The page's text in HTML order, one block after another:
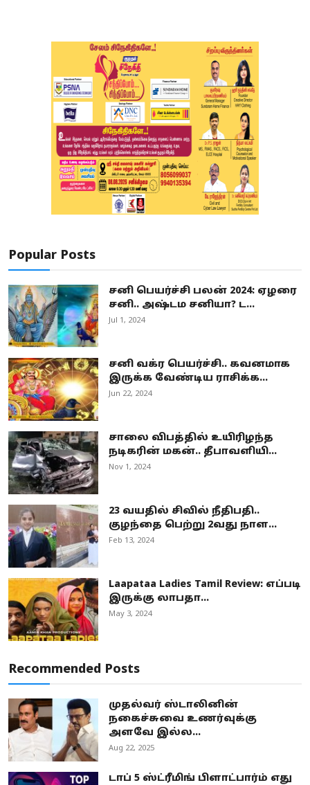
Popular Posts
சனி பெயர்ச்சி பலன் 2024: ஏழரை
சனி.. அஷ்டம சனியா? ட...
Jul 1, 2024
சனி வக்ர பெயர்ச்சி.. கவனமாக
இருக்க வேண்டிய ராசிக்க...
Jun 22, 2024
சாலை விபத்தில் உயிரிழந்த
நடிகரின் மகன்.. தீபாவளியி...
Nov 1, 2024
23 வயதில் சிவில் நீதிபதி..
குழந்தை பெற்று 2வது நாள...
Feb 13, 2024
Laapataa Ladies Tamil Review: எப்படி
இருக்கு லாபதா...
May 3, 2024
Recommended Posts
முதல்வர் ஸ்டாலினின்
நகைச்சுவை உணர்வுக்கு
அளவே இல்ல...
Aug 22, 2025
டாப் 5 ஸ்ட்ரீமிங் பிளாட்பார்ம் எது